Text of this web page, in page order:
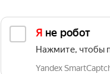
Я не робот
Нажмите, чтобы
Yandex